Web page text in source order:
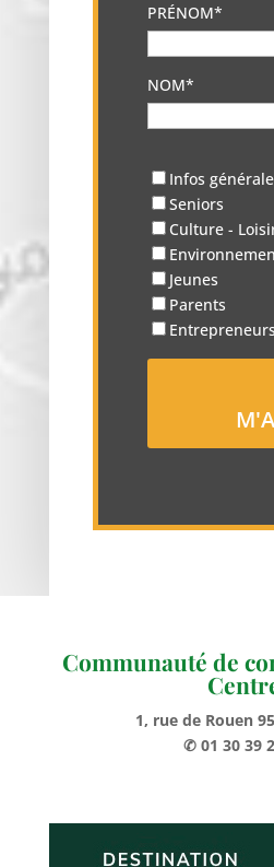
PRÉNOM*
NOM*
Infos
Seniors
Culture -
Jeunes
Parents
Communauté de
1, rue de Rouen
✆ 01 30 39